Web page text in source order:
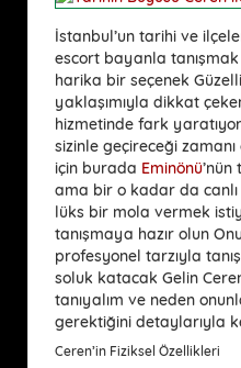
İstanbul’un tarihi ve
escort bayanla
harika bir seçenek
yaklaşımıyla dikkat
hizmetinde fark
sizinle geçireceği
için burada Eminönü
ama bir o kadar da
lüks bir mola vermek
tanışmaya hazır olun
profesyonel tarzıyla
soluk katacak Gelin
tanıyalım ve neden
gerektiğini detaylarıyla
Ceren’in Fiziksel Özellikleri